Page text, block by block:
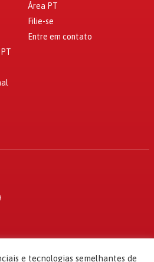
Área PT
Filie-se
Entre em contato
e tecnologias semelhantes de